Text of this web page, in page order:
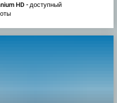
HD - доступный